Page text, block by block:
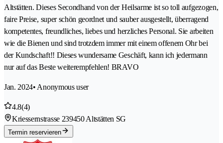
Altstätten. Dieses Secondhand von der Heilsarme ist so toll aufgezogen,
faire Preise, super schön geordnet und sauber ausgestellt, überragend
kompetentes, freundliches, liebes und herzliches Personal. Sie arbeiten
wie die Bienen und sind trotzdem immer mit einem offenem Ohr bei
der Kundschaft!! Dieses wundersame Geschäft, kann ich jedermann
nur auf das Beste weiterempfehlen! BRAVO
Jan. 2024• Anonymous user
4.8(4)
Kriessernstrasse 239450 Altstätten SG
Termin reservieren